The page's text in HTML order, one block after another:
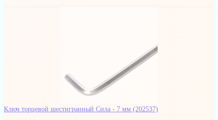
Ключ торцевой шестигранный Сила - 7 мм (202537)